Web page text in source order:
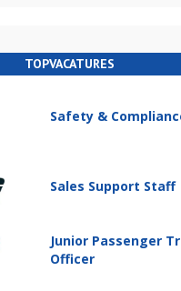
TOPVACATURES
Safety &
Sales Support Staff
Junior Passenger
Officer